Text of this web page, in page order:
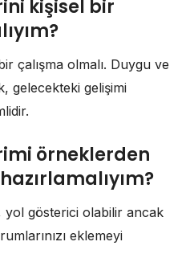
kişisel bir
çalışma olmalı. Duygu ve
gelecekteki gelişimi
örneklerden
gösterici olabilir ancak
eklemeyi